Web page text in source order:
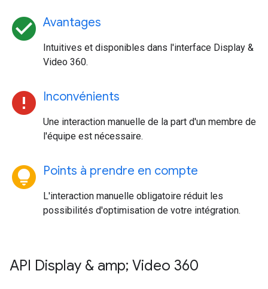
check_circle Avantages
Intuitives et disponibles dans l'interface Display &
Video 360.
error Inconvénients
Une interaction manuelle de la part d'un membre de
l'équipe est nécessaire.
lightbulb_circle Points à prendre en compte
L'interaction manuelle obligatoire réduit les
possibilités d'optimisation de votre intégration.
API Display & amp; Video 360